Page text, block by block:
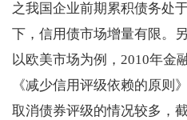
之我国企业前期累积债务处
下，信用债市场增量有限。
以欧美市场为例，2010年金
《减少信用评级依赖的原则
取消债券评级的情况较多，